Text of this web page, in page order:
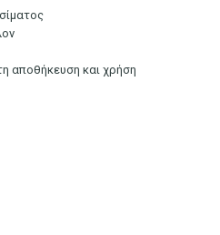
αποθήκευση και χρήση